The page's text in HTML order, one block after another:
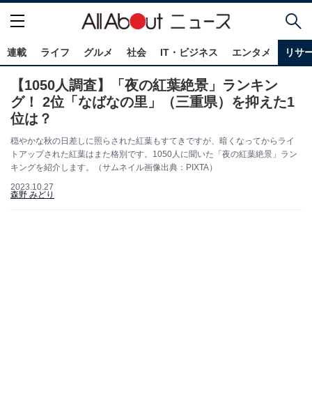
連載 ライフ グルメ 社会 IT・ビジネス エンタメ リサ
【1050人調査】「夜の紅葉絶景」ランキン
グ！ 2位「なばなの里」（三重県）を抑えた1
位は？
穏やかな秋の日差しに照らされた紅葉もすてきですが、暗くなってからライ
トアップされた紅葉はまた格別です。1050人に聞いた「夜の紅葉絶景」ラン
キングを紹介します。（サムネイル画像出典：PIXTA）
2023.10.27
森野 みどり